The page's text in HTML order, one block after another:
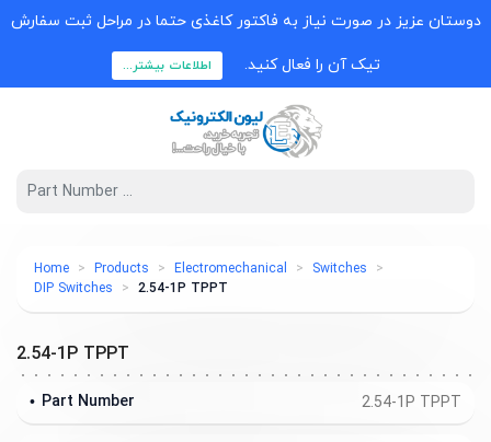
دوستان عزیز در صورت نیاز به فاکتور کاغذی حتما در مراحل ثبت سفارش
تیک آن را فعال کنید. اطلاعات بیشتر...
Home Products Electromechanical
Switches
DIP Switches
2.54-1P TPPT
2.54-1P TPPT
2.54-1P TPPT
Part Number